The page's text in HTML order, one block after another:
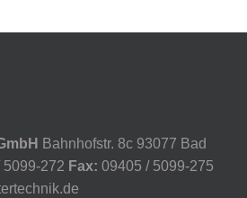
Bahnhofstr. 8c 93077 Bad
5099-272 Fax: 09405 / 5099-275